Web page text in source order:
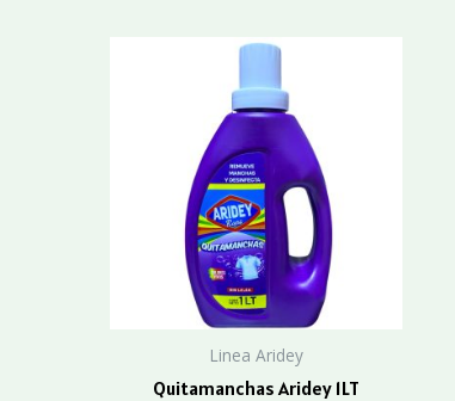
Linea Aridey
Quitamanchas Aridey 1LT